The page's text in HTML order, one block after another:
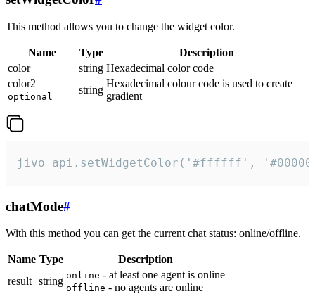
This method allows you to change the widget color.
Name Type
Description
color
string Hexadecimal color code
color2
optional
string
Hexadecimal colour code is used to create
gradient
jivo_api.setWidgetColor('#ffffff',
chatMode#
With this method you can get the current chat status: online/offline.
Name Type
Description
result string online - at least one agent is online
offline - no agents are online